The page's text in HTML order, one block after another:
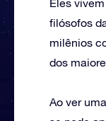
Eles
filósofos
milênios
dos
Ao ver